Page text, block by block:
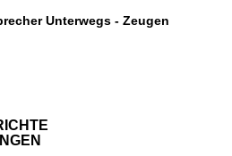
Unterwegs - Zeugen